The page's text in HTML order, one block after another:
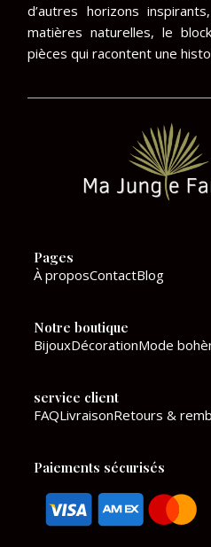
d’autres horizons
matières naturelles, le
pièces qui racontent une
Pages
À proposContactBlog
Notre boutique
BijouxDécorationMode
service client
FAQLivraisonRetours &
Paiements sécurisés